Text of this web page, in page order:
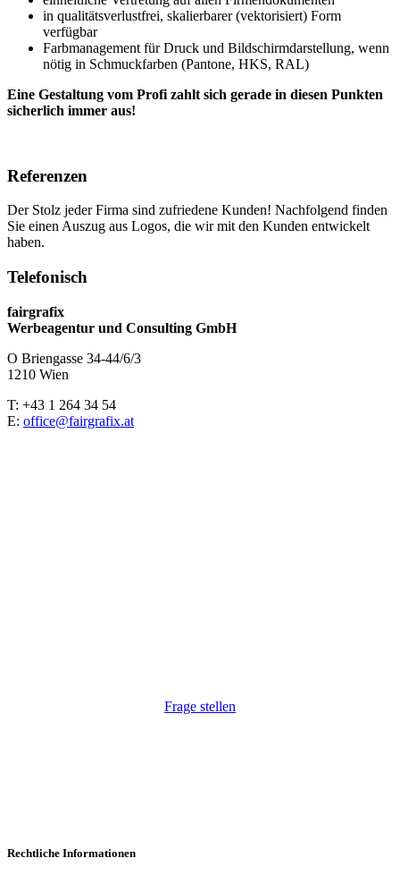
in qualitätsverlustfrei, skalierbarer (vektorisiert) Form
verfügbar
Farbmanagement für Druck und Bildschirmdarstellung, wenn
nötig in Schmuckfarben (Pantone, HKS, RAL)
Eine Gestaltung vom Profi zahlt sich gerade in diesen Punkten
sicherlich immer aus!
Referenzen
Der Stolz jeder Firma sind zufriedene Kunden! Nachfolgend finden
Sie einen Auszug aus Logos, die wir mit den Kunden entwickelt
haben.
Telefonisch
fairgrafix
Werbeagentur und Consulting GmbH
O Briengasse 34-44/6/3
1210 Wien
T: +43 1 264 34 54
E: office@fairgrafix.at
Frage stellen
Rechtliche Informationen